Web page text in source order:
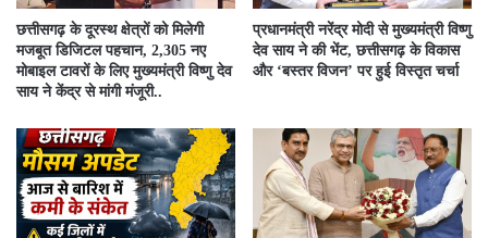
छत्तीसगढ़ के दूरस्थ क्षेत्रों को मिलेगी
मजबूत डिजिटल पहचान, 2,305 नए
मोबाइल टावरों के लिए मुख्यमंत्री विष्णु देव
साय ने केंद्र से मांगी मंजूरी..
प्रधानमंत्री नरेंद्र मोदी से मुख्यमंत्री विष्णु
देव साय ने की भेंट, छत्तीसगढ़ के विकास
और ‘बस्तर विजन’ पर हुई विस्तृत चर्चा